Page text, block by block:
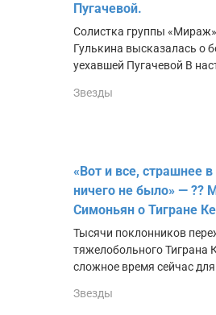
Пугачевой.
Солистка группы
Гулькина высказалась о
уехавшей Пугачевой В
Звезды
«Вот и все, страшнее
ничего не было» — ??
Симоньян о Тигране
Тысячи поклонников
тяжелобольного Тиграна
сложное время сейчас для
Звезды